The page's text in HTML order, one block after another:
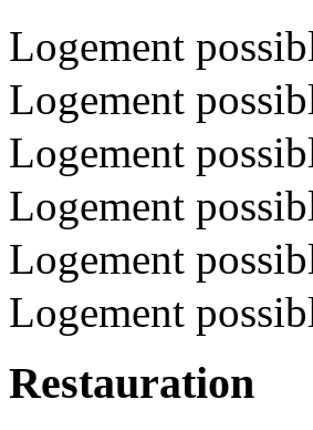
Logement
Logement
Logement
Logement
Logement
Logement
Restauration